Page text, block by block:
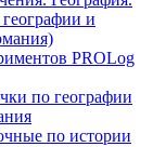
и
PROLog
по географии
по истории